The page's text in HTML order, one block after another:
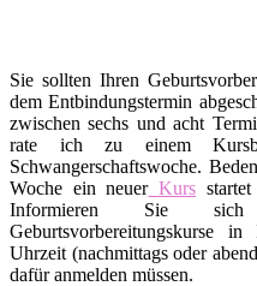
Sie sollten Ihren
dem Entbindungstermin
zwischen sechs und acht
rate ich zu einem
Schwangerschaftswoche.
Woche ein neuerKurs
Informieren Sie
Geburtsvorbereitungskurse
Uhrzeit (nachmittags oder
dafür anmelden müssen.